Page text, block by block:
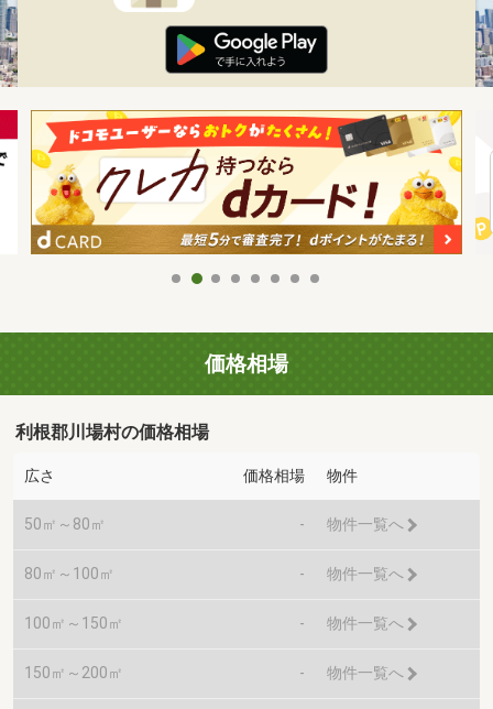
価格相場
利根郡川場村の価格相場
広さ 価格相場 物件
50㎡～80㎡ - 物件一覧へ
80㎡～100㎡ - 物件一覧へ
100㎡～150㎡ - 物件一覧へ
150㎡～200㎡ - 物件一覧へ